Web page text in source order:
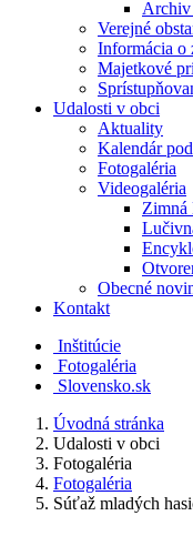
Archiv
Verejné
Informácia o
Majetkové
Udalosti v obci
Aktuality
Kalendár
Fotogaléria
Videogaléria
Zimná
Obecné
Kontakt
Inštitúcie
Fotogaléria
Slovensko.sk
Úvodná stránka
Udalosti v obci
Fotogaléria
Fotogaléria
Súťaž mladých